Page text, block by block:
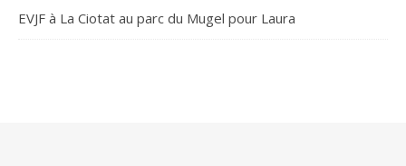
EVJF à La Ciotat au parc du Mugel pour Laura